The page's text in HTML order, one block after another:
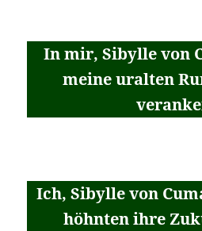
In mir, Sibylle von
meine uralten
Ich, Sibylle von
höhnten ihre